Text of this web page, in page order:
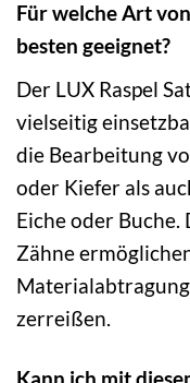
Für welche Art
besten geeignet?
Der LUX Raspel
vielseitig
die Bearbeitung
oder Kiefer als
Eiche oder Buche.
Zähne
zerreißen.